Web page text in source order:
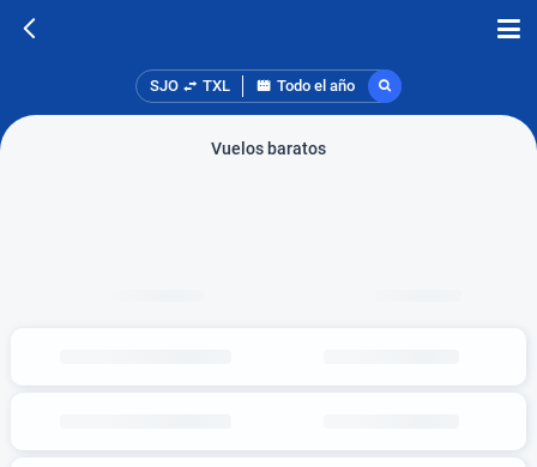
SJO TXL Todo el año
Vuelos baratos